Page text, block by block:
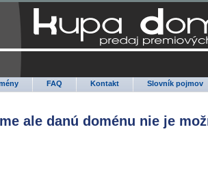
FAQ Kontakt Slovník pojmov
ale danú doménu nie je